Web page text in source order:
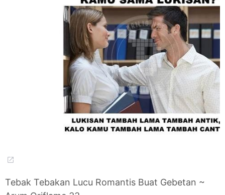
Tebak Tebakan Lucu Romantis Buat Gebetan ~